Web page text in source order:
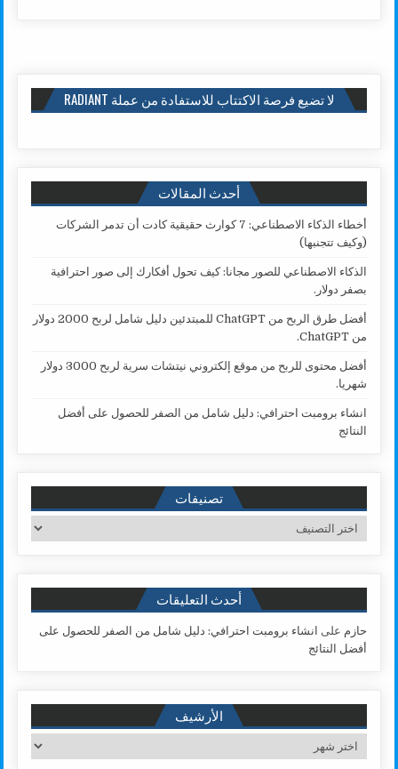
لا تضيع فرصة الاكتتاب للاستفادة من عملة RADIANT
أحدث المقالات
أخطاء الذكاء الاصطناعي: 7 كوارث حقيقية كادت أن تدمر الشركات
(وكيف تتجنبها)
الذكاء الاصطناعي للصور مجانا: كيف تحول أفكارك إلى صور احترافية
بصفر دولار.
أفضل طرق الربح من ChatGPT للمبتدئين دليل شامل لربح 2000 دولار
من ChatGPT.
أفضل محتوى للربح من موقع إلكتروني نيتشات سرية لربح 3000 دولار
شهريا.
انشاء برومبت احترافي: دليل شامل من الصفر للحصول على أفضل
النتائج
تصنيفات
تصنيفات
أحدث التعليقات
حازم على انشاء برومبت احترافي: دليل شامل من الصفر للحصول على
أفضل النتائج
الأرشيف
الأرشيف